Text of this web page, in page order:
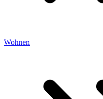
Wohnen